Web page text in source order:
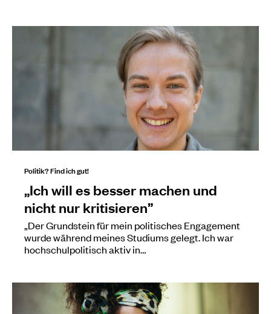
Politik? Find ich gut!
„Ich will es besser machen und
nicht nur kritisieren”
„Der Grundstein für mein politisches Engagement
wurde während meines Studiums gelegt. Ich war
hochschulpolitisch aktiv in…